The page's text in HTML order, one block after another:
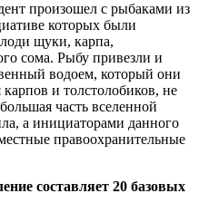
произошел с рыбаками из
которых были
щуки, карпа,
сома. Рыбу привезли и
водоем, который они
и толстолобиков, не
часть вселенной
а инициаторами данного
правоохранительные
составляет 20 базовых